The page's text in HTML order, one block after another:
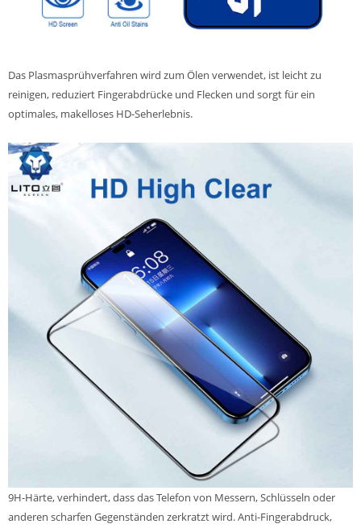
Das Plasmasprühverfahren wird zum Ölen verwendet, ist leicht zu
reinigen, reduziert Fingerabdrücke und Flecken und sorgt für ein
optimales, makelloses HD-Seherlebnis.
9H-Härte, verhindert, dass das Telefon von Messern, Schlüsseln oder
anderen scharfen Gegenständen zerkratzt wird. Anti-Fingerabdruck,